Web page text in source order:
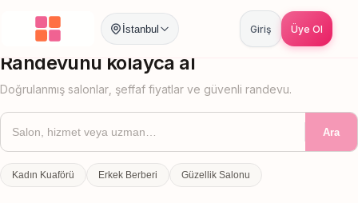
İstanbul Giriş Üye Ol
İstanbul
Randevunu kolayca al
Doğrulanmış salonlar, şeffaf fiyatlar ve güvenli randevu.
Ara
Kadın Kuaförü Erkek Berberi Güzellik Salonu